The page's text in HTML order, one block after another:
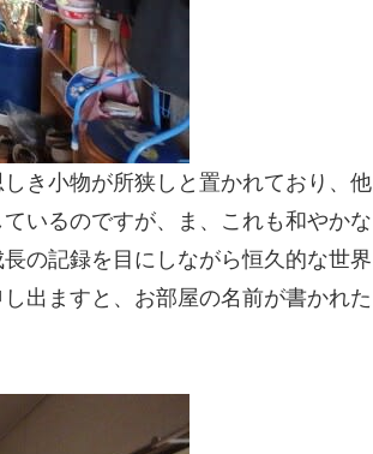
き小物が所狭しと置かれており、他
いるのですが、ま、これも和やかな
の記録を目にしながら恒久的な世界
出ますと、お部屋の名前が書かれた